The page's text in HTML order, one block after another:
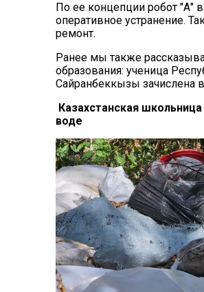
По ее концепции робот "А"
оперативное устранение.
ремонт.
Ранее мы также
образования: ученица
Сайранбеккызы зачислена
Казахстанская
воде